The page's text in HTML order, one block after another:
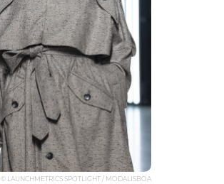
© LAUNCHMETRICS SPOTLIGHT / MODALISBOA